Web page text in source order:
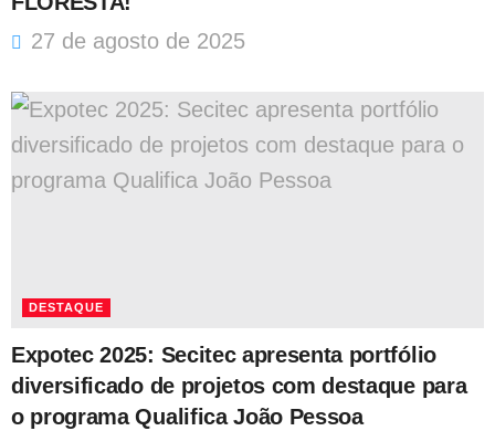
27 de agosto de 2025
DESTAQUE
Expotec 2025: Secitec apresenta portfólio
diversificado de projetos com destaque para
o programa Qualifica João Pessoa